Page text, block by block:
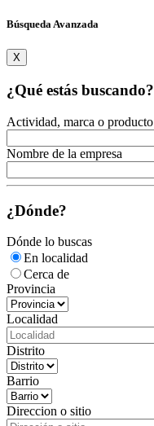
Búsqueda Avanzada
X
¿Qué estás buscando?
Actividad, marca o producto
Nombre de la empresa
¿Dónde?
Dónde lo buscas
En localidad
Cerca de
Provincia
Localidad
Distrito
Barrio
Direccion o sitio